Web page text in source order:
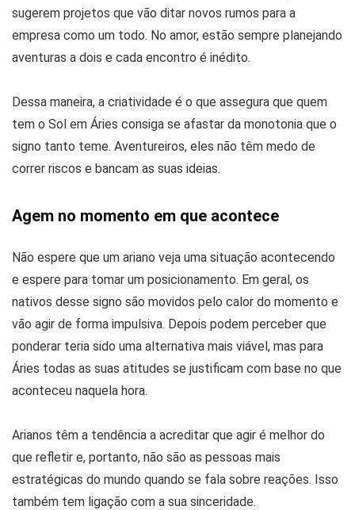
sugerem projetos que vão ditar novos rumos para a
empresa como um todo. No amor, estão sempre planejando
aventuras a dois e cada encontro é inédito.
Dessa maneira, a criatividade é o que assegura que quem
tem o Sol em Áries consiga se afastar da monotonia que o
signo tanto teme. Aventureiros, eles não têm medo de
correr riscos e bancam as suas ideias.
Agem no momento em que acontece
Não espere que um ariano veja uma situação acontecendo
e espere para tomar um posicionamento. Em geral, os
nativos desse signo são movidos pelo calor do momento e
vão agir de forma impulsiva. Depois podem perceber que
ponderar teria sido uma alternativa mais viável, mas para
Áries todas as suas atitudes se justificam com base no que
aconteceu naquela hora.
Arianos têm a tendência a acreditar que agir é melhor do
que refletir e, portanto, não são as pessoas mais
estratégicas do mundo quando se fala sobre reações. Isso
também tem ligação com a sua sinceridade.